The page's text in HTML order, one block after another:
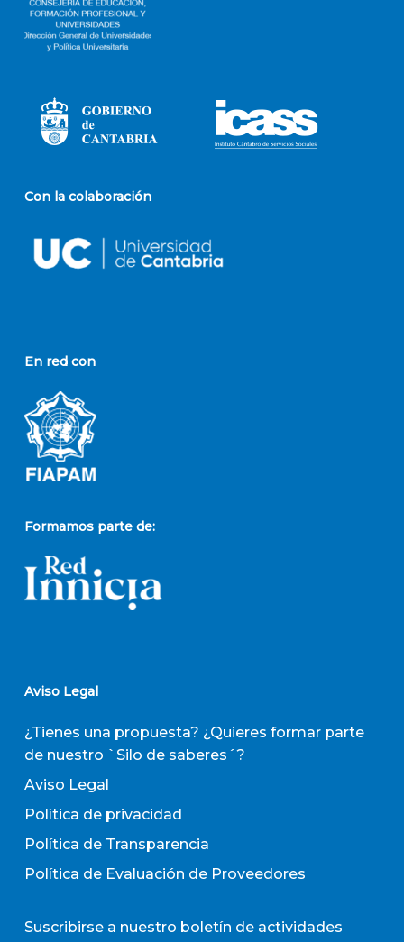
Con la colaboración
En red con
Formamos parte de:
Aviso Legal
¿Tienes una propuesta? ¿Quieres formar parte
de nuestro `Silo de saberes´?
Aviso Legal
Política de privacidad
Política de Transparencia
Política de Evaluación de Proveedores
Suscribirse a nuestro boletín de actividades